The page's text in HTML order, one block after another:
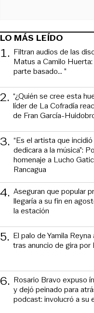
LO MÁS LEÍDO
1. Filtran audios de las
Matus a Camilo Huerta:
parte basado... ”
2. “¿Quién se cree esta
líder de La Cofradía
de Fran García-
3. “Es el artista que
dedicara a la música”:
homenaje a Lucho
Rancagua
4. Aseguran que popular
llegaría a su fin en
la estación
5. El palo de Yamila
tras anuncio de gira por
6. Rosario Bravo expuso
y dejó peinado para
podcast: involucró a su